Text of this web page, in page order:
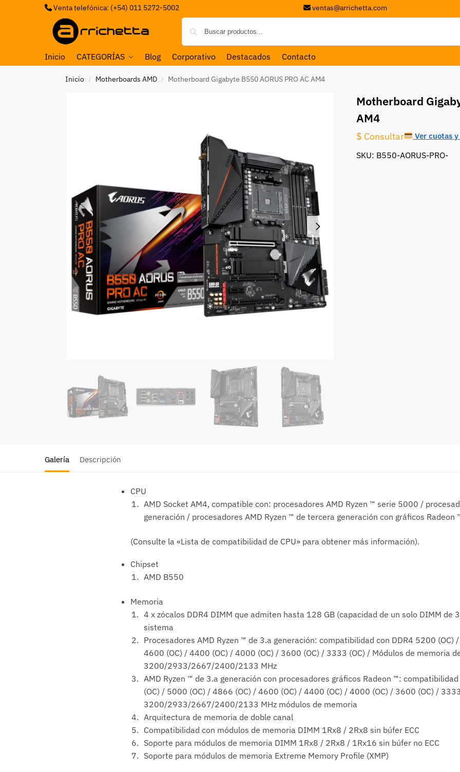
Venta telefónica: (+54) 011 5272-5002 ventas@arrichetta.com
Inicio CATEGORÍAS Blog Corporativo Destacados Contacto
Inicio / Motherboards AMD / Motherboard Gigabyte B550 AORUS PRO AC AM4
Motherboard
AM4
$ Consultar
Ver cuotas
SKU: B550-AORUS-PRO-
Galería Descripción
CPU
AMD Socket AM4, compatible con: procesadores AMD Ryzen ™ serie 5000 /
generación / procesadores AMD Ryzen ™ de tercera generación con gráficos Radeon
(Consulte la «Lista de compatibilidad de CPU» para obtener más información).
Chipset
AMD B550
Memoria
4 x zócalos DDR4 DIMM que admiten hasta 128 GB (capacidad de un solo DIMM de
sistema
Procesadores AMD Ryzen ™ de 3.a generación: compatibilidad con DDR4 5200 (OC)
4600 (OC) / 4400 (OC) / 4000 (OC) / 3600 (OC) / 3333 (OC) / Módulos de memoria
3200/2933/2667/2400/2133 MHz
AMD Ryzen ™ de 3.a generación con procesadores gráficos Radeon ™:
(OC) / 5000 (OC) / 4866 (OC) / 4600 (OC) / 4400 (OC) / 4000 (OC) / 3600 (OC) /
3200/2933/2667/2400/2133 MHz módulos de memoria
Arquitectura de memoria de doble canal
Compatibilidad con módulos de memoria DIMM 1Rx8 / 2Rx8 sin búfer ECC
Soporte para módulos de memoria DIMM 1Rx8 / 2Rx8 / 1Rx16 sin búfer no ECC
Soporte para módulos de memoria Extreme Memory Profile (XMP)